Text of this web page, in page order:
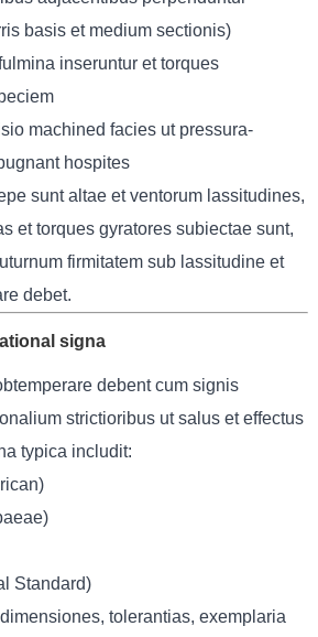
basis et medium sectionis)
inseruntur et torques
machined facies ut pressura-
hospites
sunt altae et ventorum lassitudines,
et torques gyratores subiectae sunt,
firmitatem sub lassitudine et
debet.
signa
debent cum signis
strictioribus ut salus et effectus
typica includit:
Standard)
tolerantias, exemplaria